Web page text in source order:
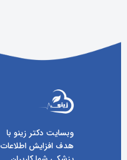
وبسایت دکتر زینو با
هدف افزایش اطلاعات